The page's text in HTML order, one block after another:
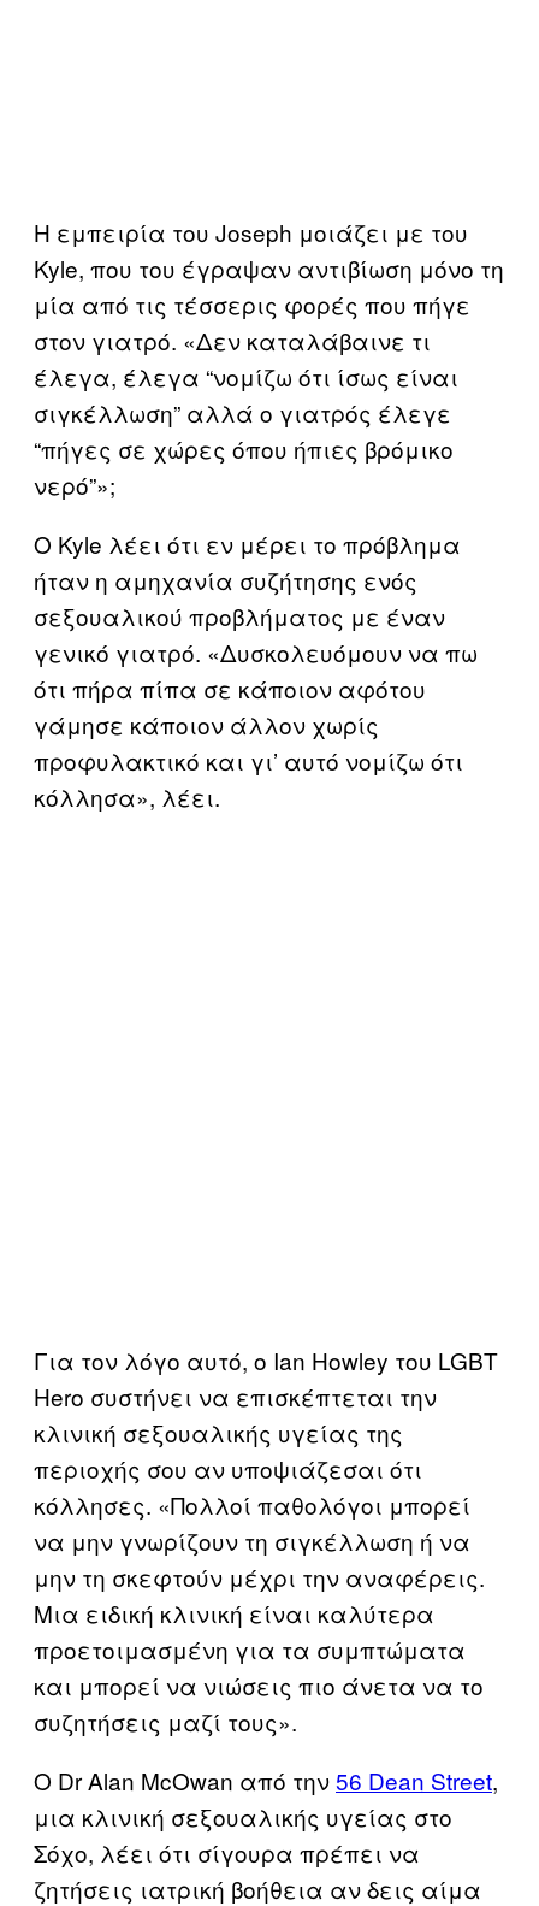
Η εμπειρία του Joseph μοιάζει με του
Kyle, που του έγραψαν αντιβίωση μόνο τη
μία από τις τέσσερις φορές που πήγε
στον γιατρό. «Δεν καταλάβαινε τι
έλεγα, έλεγα “νομίζω ότι ίσως είναι
σιγκέλλωση” αλλά ο γιατρός έλεγε
“πήγες σε χώρες όπου ήπιες βρόμικο
νερό”»;
Ο Kyle λέει ότι εν μέρει το πρόβλημα
ήταν η αμηχανία συζήτησης ενός
σεξουαλικού προβλήματος με έναν
γενικό γιατρό. «Δυσκολευόμουν να πω
ότι πήρα πίπα σε κάποιον αφότου
γάμησε κάποιον άλλον χωρίς
προφυλακτικό και γι’ αυτό νομίζω ότι
κόλλησα», λέει.
Για τον λόγο αυτό, ο Ian Howley του LGBT
Hero συστήνει να επισκέπτεται την
κλινική σεξουαλικής υγείας της
περιοχής σου αν υποψιάζεσαι ότι
κόλλησες. «Πολλοί παθολόγοι μπορεί
να μην γνωρίζουν τη σιγκέλλωση ή να
μην τη σκεφτούν μέχρι την αναφέρεις.
Μια ειδική κλινική είναι καλύτερα
προετοιμασμένη για τα συμπτώματα
και μπορεί να νιώσεις πιο άνετα να το
συζητήσεις μαζί τους».
Ο Dr Alan McOwan από την56 Dean Street,
μια κλινική σεξουαλικής υγείας στο
Σόχο, λέει ότι σίγουρα πρέπει να
ζητήσεις ιατρική βοήθεια αν δεις αίμα